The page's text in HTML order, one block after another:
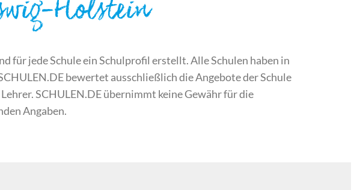
Holstein
für jede Schule ein Schulprofil erstellt. Alle Schulen haben in
bewertet ausschließlich die Angebote der Schule
SCHULEN.DE übernimmt keine Gewähr für die
Angaben.